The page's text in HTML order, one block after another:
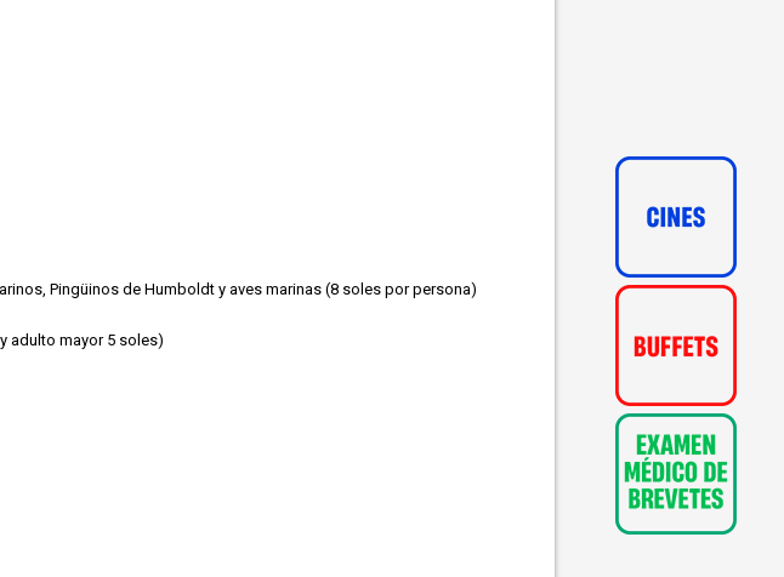
Pingüinos de Humboldt y aves marinas (8 soles por persona)
adulto mayor 5 soles)